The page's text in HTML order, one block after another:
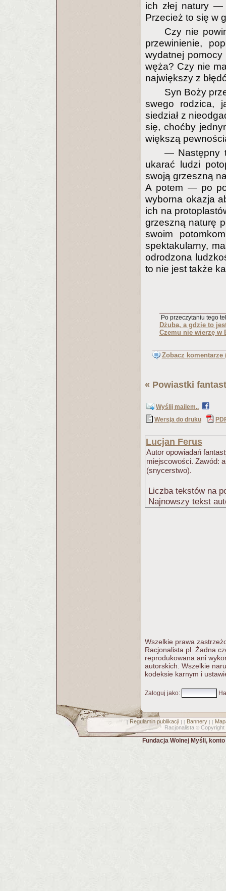
ich złej natury
Przecież to się w
Czy nie
przewinienie,
wydatnej
węża? Czy nie
największy z
Syn Boży
swego rodzica,
siedział z
się, choćby
większą
— Następny
ukarać ludzi
swoją grzeszną
A potem — po
wyborna okazja
ich na
grzeszną naturę
swoim
spektakularny,
odrodzona
to nie jest także
Po przeczytaniu tego
Dżuba, a gdzie to
Czemu nie wierzę w
Zobacz komentarze
« Powiastki
Wyślij mailem..
Wersja do druku
Lucjan Ferus
Autor opowiadań
miejscowości. Zawód:
(snycerstwo).
Liczba tekstów na
Najnowszy tekst
Wszelkie prawa
Racjonalista.pl. Żadna
reprodukowana ani
autorskich. Wszelkie
kodeksie karnym i
Zaloguj jako:
[ Regulamin publikacji] [ Bannery] [
Racjonalista © Copyright
Fundacja Wolnej Myśli,